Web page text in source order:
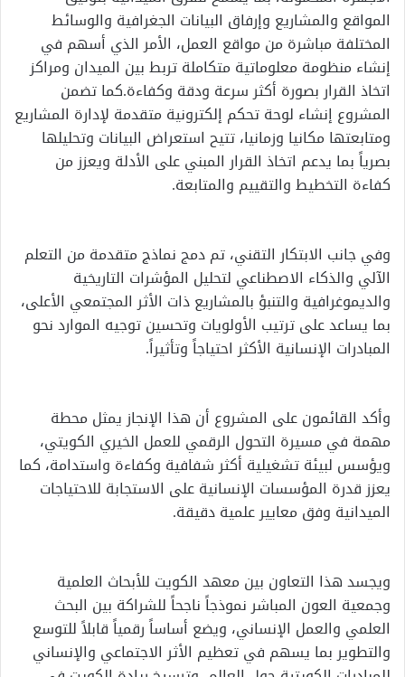
المواقع والمشاريع وإرفاق البيانات الجغرافية والوسائط
المختلفة مباشرة من مواقع العمل، الأمر الذي أسهم في
إنشاء منظومة معلوماتية متكاملة تربط بين الميدان ومراكز
اتخاذ القرار بصورة أكثر سرعة ودقة وكفاءة.كما تضمن
المشروع إنشاء لوحة تحكم إلكترونية متقدمة لإدارة المشاريع
ومتابعتها مكانيا وزمانيا، تتيح استعراض البيانات وتحليلها
بصرياً بما يدعم اتخاذ القرار المبني على الأدلة ويعزز من
كفاءة التخطيط والتقييم والمتابعة.
وفي جانب الابتكار التقني، تم دمج نماذج متقدمة من التعلم
الآلي والذكاء الاصطناعي لتحليل المؤشرات التاريخية
والديموغرافية والتنبؤ بالمشاريع ذات الأثر المجتمعي الأعلى،
بما يساعد على ترتيب الأولويات وتحسين توجيه الموارد نحو
المبادرات الإنسانية الأكثر احتياجاً وتأثيراً.
وأكد القائمون على المشروع أن هذا الإنجاز يمثل محطة
مهمة في مسيرة التحول الرقمي للعمل الخيري الكويتي،
ويؤسس لبيئة تشغيلية أكثر شفافية وكفاءة واستدامة، كما
يعزز قدرة المؤسسات الإنسانية على الاستجابة للاحتياجات
الميدانية وفق معايير علمية دقيقة.
ويجسد هذا التعاون بين معهد الكويت للأبحاث العلمية
وجمعية العون المباشر نموذجاً ناجحاً للشراكة بين البحث
العلمي والعمل الإنساني، ويضع أساساً رقمياً قابلاً للتوسع
والتطوير بما يسهم في تعظيم الأثر الاجتماعي والإنساني